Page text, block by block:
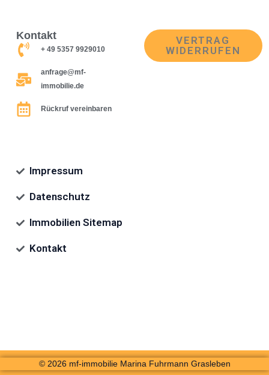
Kontakt
+ 49 5357 9929010
anfrage@mf-
immobilie.de
Rückruf vereinbaren
VERTRAG
WIDERRUFEN
Impressum
Datenschutz
Immobilien Sitemap
Kontakt
© 2026 mf-immobilie Marina Fuhrmann Grasleben